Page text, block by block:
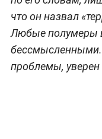
что он назвал
Любые полумеры
бессмысленными.
проблемы, уверен